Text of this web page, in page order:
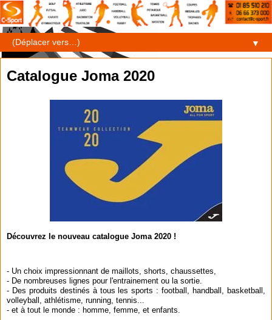
▼
Catalogue Joma 2020
Découvrez le nouveau catalogue Joma 2020 !
- Un choix impressionnant de maillots, shorts, chaussettes,
- De nombreuses lignes pour l'entrainement ou la sortie.
- Des produits destinés à tous les sports : football, handball, basketball,
volleyball, athlétisme, running, tennis...
- et à tout le monde : homme, femme, et enfants.